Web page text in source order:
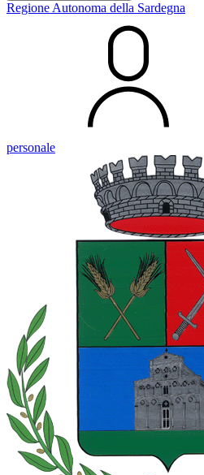
Regione Autonoma della Sardegna
personale